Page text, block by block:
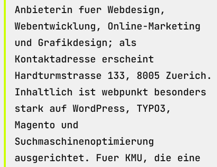
Anbieterin fuer Webdesign,
Webentwicklung, Online-Marketing
und Grafikdesign; als
Kontaktadresse erscheint
Hardturmstrasse 133, 8005 Zuerich.
Inhaltlich ist webpunkt besonders
stark auf WordPress, TYPO3,
Magento und
Suchmaschinenoptimierung
ausgerichtet. Fuer KMU, die eine